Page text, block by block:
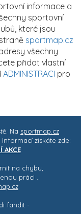
informace a
sportovní
které jsou
sportmap.cz
všechny
přidat vlastní
ADMINISTRACI pro
Na sportmap.cz
informací získáte zde:
AKCE
na chybu,
práci ..
fandit -